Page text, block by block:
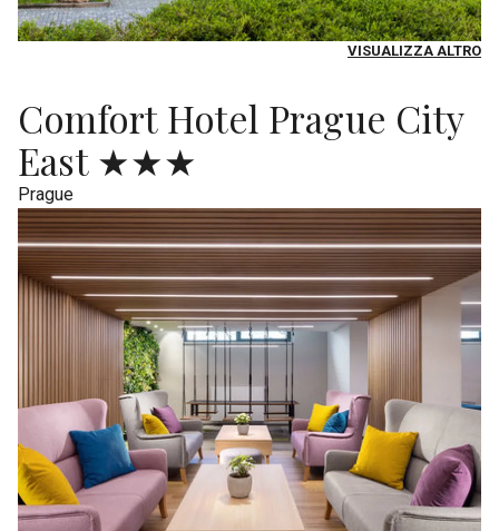
VISUALIZZA ALTRO
Comfort Hotel Prague City
East ★★★
Prague